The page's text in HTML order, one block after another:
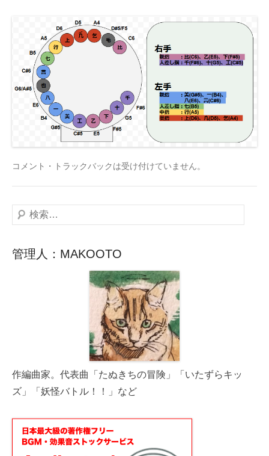
コメント・トラックバックは受け付けていません。
検
管理人：MAKOOTO
作編曲家。代表曲「たぬきちの冒険」「いたずらキッ
ズ」「妖怪バトル！！」など